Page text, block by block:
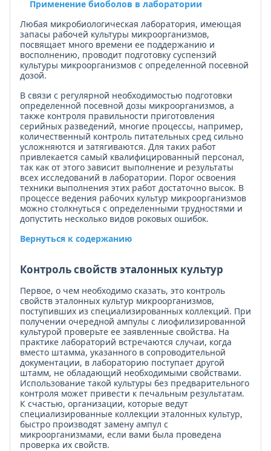
Применение биоболов в лаборатории
Любая микробиологическая лаборатория, имеющая
запасы рабочей культуры микроорганизмов,
посвящает много времени ее поддержанию и
восполнению, проводит подготовку суспензий
культуры микроорганизмов с определенной посевной
дозой.
В связи с регулярной необходимостью подготовки
определенной посевной дозы микроорганизмов, а
также контроля правильности приготовления
серийных разведений, многие процессы, например,
количественный контроль питательных сред сильно
усложняются и затягиваются. Для таких работ
привлекается самый квалифицированный персонал,
так как от этого зависит выполнение и результаты
всех исследований в лаборатории. Порог освоения
техники выполнения этих работ достаточно высок. В
процессе ведения рабочих культур микроорганизмов
можно столкнуться с определенными трудностями и
допустить несколько видов роковых ошибок.
Вернуться к содержанию
Контроль свойств эталонных культур
Первое, о чем необходимо сказать, это контроль
свойств эталонных культур микроорганизмов,
поступивших из специализированных коллекций. При
получении очередной ампулы с лиофилизированной
культурой проверьте ее заявленные свойства. На
практике лабораторий встречаются случаи, когда
вместо штамма, указанного в сопроводительной
документации, в лабораторию поступает другой
штамм, не обладающий необходимыми свойствами.
Использование такой культуры без предварительного
контроля может привести к печальным результатам.
К счастью, организации, которые ведут
специализированные коллекции эталонных культур,
быстро производят замену ампул с
микроорганизмами, если вами была проведена
проверка их свойств.